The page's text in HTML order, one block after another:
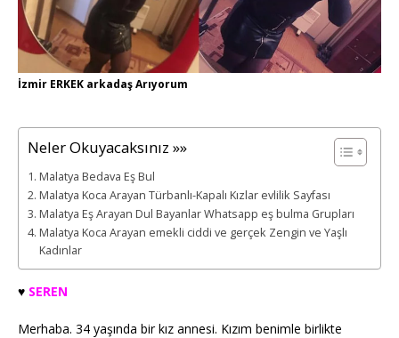
İzmir ERKEK arkadaş Arıyorum
Neler Okuyacaksınız »»
Malatya Bedava Eş Bul
Malatya Koca Arayan Türbanlı-Kapalı Kızlar evlilik Sayfası
Malatya Eş Arayan Dul Bayanlar Whatsapp eş bulma Grupları
Malatya Koca Arayan emekli ciddi ve gerçek Zengin ve Yaşlı
Kadınlar
♥️ SEREN
Merhaba. 34 yaşında bir kız annesi. Kızım benimle birlikte